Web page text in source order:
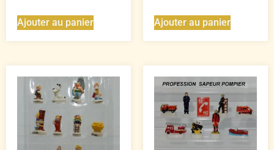
Ajouter au panier Ajouter au panier